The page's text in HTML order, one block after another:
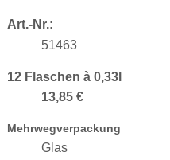
Art.-Nr.:
51463
12 Flaschen à 0,33l
13,85 €
Mehrwegverpackung
Glas